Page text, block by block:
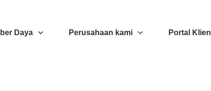
Daya Perusahaan kami Portal Klien